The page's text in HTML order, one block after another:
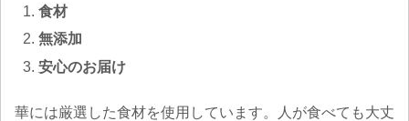
食材
無添加
安心のお届け
華には厳選した食材を使用しています。人が食べても大丈